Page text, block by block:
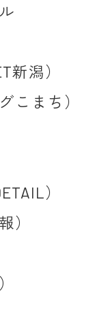
新潟）
こまち）
）
）